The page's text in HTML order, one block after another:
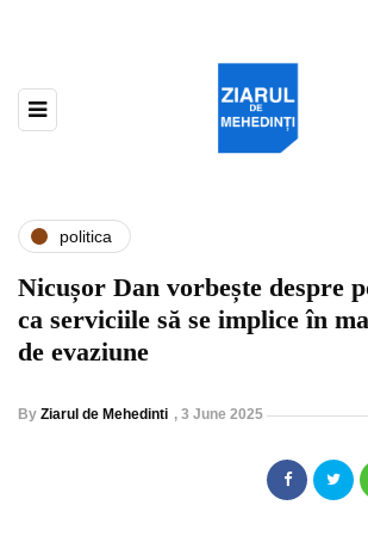
politica
Nicușor Dan vorbește despre
ca serviciile să se implice în
de evaziune
By Ziarul de Mehedinti , 3 June 2025